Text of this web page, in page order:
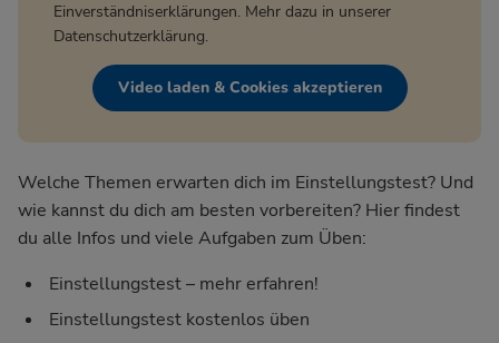
Einverständniserklärungen. Mehr dazu in unserer
Datenschutzerklärung.
Video laden & Cookies akzeptieren
Welche Themen erwarten dich im Einstellungstest? Und
wie kannst du dich am besten vorbereiten? Hier findest
du alle Infos und viele Aufgaben zum Üben:
Einstellungstest – mehr erfahren!
Einstellungstest kostenlos üben